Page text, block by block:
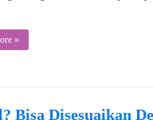
»
Bisa Disesuaikan